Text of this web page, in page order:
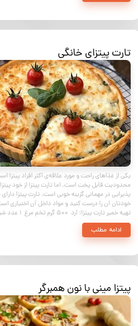
تارت پیتزای خانگی
یکی از غذاهای راحت و مورد علاقه‌ی اکثر افراد پیتزا
محدودیت قابل پخت است. اما تارت پیتزا از خود
پذیرایی در مهمانی گزینه خوبی است. تارت پیتزا
خودتان آن را درست کنید و مواد داخل آن اختیاری
تهیه خمیر تارت پیتزا: آرد ۵۰۰ گرم تخم مرغ ۱ عدد شیر ولرم …
ادامه مطلب
پیتزا مینی با نون همبرگر